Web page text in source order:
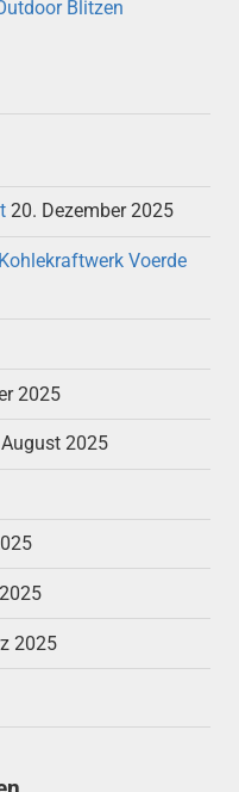
Blitzen
20. Dezember 2025
Voerde
2025
2025
2025